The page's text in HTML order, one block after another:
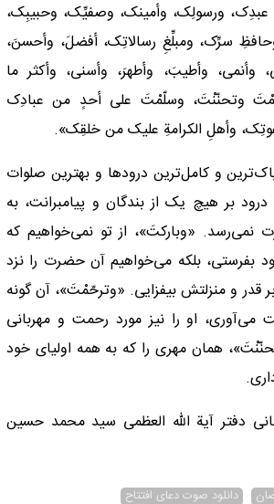
ورسولِک، وأمینک، وصفیِّک، وحبیبِک،
سرِّک، ومبلِّغِ رسالاتِک، أفضلَ، وأحسنَ،
وأنمى، وأطیبَ، وأطهرَ، وأسنى، وأکثر ما
وتحنّنْتَ، وسلّمْتَ على أحدٍ من عبادِک
وأهلِ الکرامةِ علیک من خلقِک».
و کامل‌ترین درود‌ها و بهترین صلوات
بر هیچ یک از بندگان و پیامبرانت، به
نمی‌رسد. «وبارکتَ»، از تو نمی‌خواهیم که
بفرستی، بلکه می‌خواهیم آن حضرت را نزد
قدر و منزلتش بیفزایی. «وترحّمْتَ»، آن گونه
می‌آوری، او را نیز مورد رحمت و مهربانی
همان مهری را که به همه اولیای خود
دفتر آیة الله العظمی سید محمد حسین
دانلود صوت دعای افتتاح